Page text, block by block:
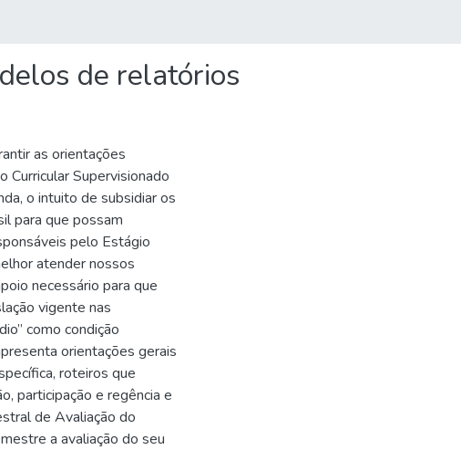
de relatórios
as orientações
Curricular Supervisionado
o intuito de subsidiar os
para que possam
pelo Estágio
atender nossos
necessário para que
vigente nas
como condição
orientações gerais
roteiros que
participação e regência e
de Avaliação do
a avaliação do seu